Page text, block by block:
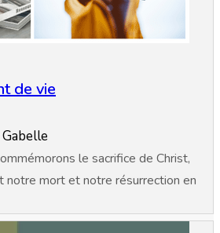
de vie
le sacrifice de Christ,
notre mort et notre résurrection en